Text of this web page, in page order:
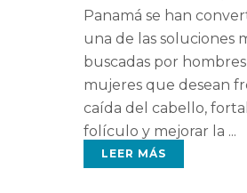
Panamá se han
una de las soluciones
buscadas por
mujeres que desean
caída del cabello,
folículo y mejorar la
LEER MÁS